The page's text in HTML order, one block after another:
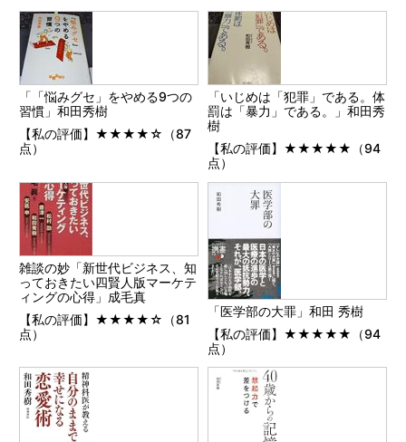
「「悩みグセ」をやめる9つの
習慣」和田秀樹
【私の評価】★★★★☆（87
点）
「いじめは「犯罪」である。体
罰は「暴力」である。」和田秀
樹
【私の評価】★★★★★（94
点）
雑談の妙「新世代ビジネス、知
っておきたい四賢人版マーケテ
ィングの心得」成毛真
【私の評価】★★★★☆（81
点）
「医学部の大罪」和田 秀樹
【私の評価】★★★★★（94
点）